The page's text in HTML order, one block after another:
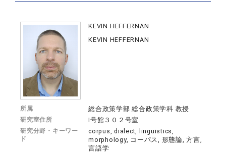
KEVIN HEFFERNAN
KEVIN HEFFERNAN
所属 総合政策学部 総合政策学科 教授
研究室住所 I号館３０２号室
研究分野・キーワー
ド
corpus, dialect, linguistics,
morphology, コーパス, 形態論, 方言,
言語学